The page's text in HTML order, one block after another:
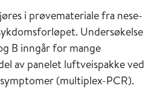
i prøvemateriale fra nese-
Undersøkelse
B inngår for mange
av panelet luftveispakke ved
(multiplex-PCR).